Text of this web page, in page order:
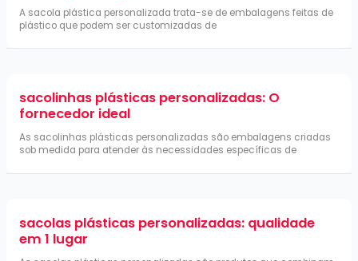
A sacola plástica personalizada trata-se de embalagens feitas de
plástico que podem ser customizadas de
sacolinhas plásticas personalizadas: O
fornecedor ideal
As sacolinhas plásticas personalizadas são embalagens criadas
sob medida para atender às necessidades específicas de
sacolas plásticas personalizadas: qualidade
em 1 lugar